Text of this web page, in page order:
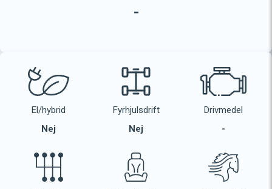
-
El/hybrid
Nej
Fyrhjulsdrift
Nej
Drivmedel
-